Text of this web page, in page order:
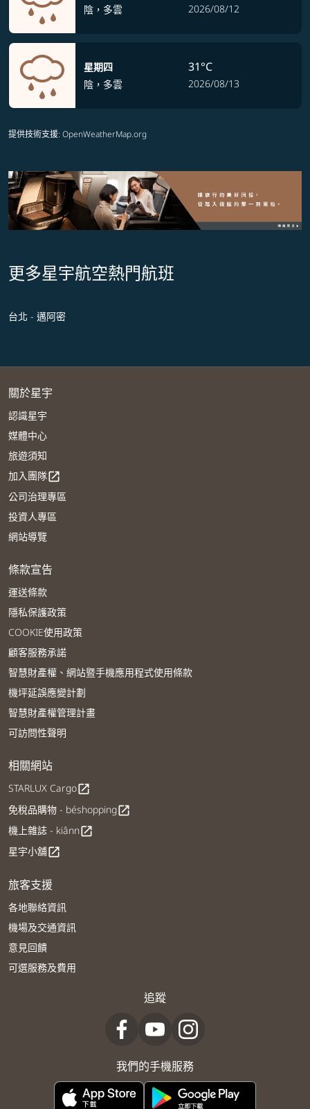
陰，多雲
2026/08/12
星期四
陰，多雲
31°C
2026/08/13
提供技術支援: OpenWeatherMap.org
更多星宇航空熱門航班
台北 - 邁阿密
關於星宇
認識星宇
媒體中心
旅遊須知
加入團隊open_in_new
公司治理專區
投資人專區
網站導覽
條款宣告
運送條款
隱私保護政策
COOKIE使用政策
顧客服務承諾
智慧財產權、網站暨手機應用程式使用條款
機坪延誤應變計劃
智慧財產權管理計畫
可訪問性聲明
相關網站
STARLUX Cargoopen_in_new
免稅品購物 - béshoppingopen_in_new
機上雜誌 - kiânnopen_in_new
星宇小舖open_in_new
旅客支援
各地聯絡資訊
機場及交通資訊
意見回饋
可選服務及費用
追蹤
我們的手機服務